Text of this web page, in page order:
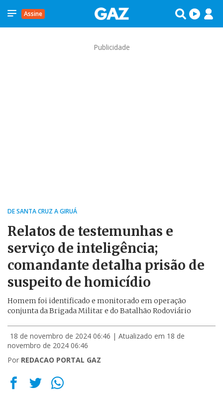
Assine
Publicidade
DE SANTA CRUZ A GIRUÁ
Relatos de testemunhas e
serviço de inteligência;
comandante detalha prisão de
suspeito de homicídio
Homem foi identificado e monitorado em operação
conjunta da Brigada Militar e do Batalhão Rodoviário
18 de novembro de 2024 06:46 | Atualizado em 18 de
novembro de 2024 06:46
Por REDACAO PORTAL GAZ